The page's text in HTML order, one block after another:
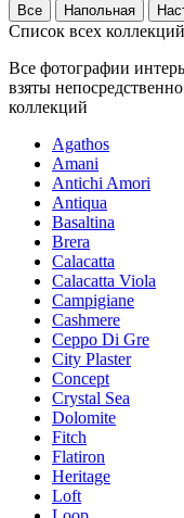
Все Напольная
Список всех
Все фотографии
взяты
коллекций
Agathos
Amani
Antichi Amori
Antiqua
Basaltina
Brera
Calacatta
Calacatta Viola
Campigiane
Cashmere
Ceppo Di Gre
City Plaster
Concept
Crystal Sea
Dolomite
Fitch
Flatiron
Heritage
Loft